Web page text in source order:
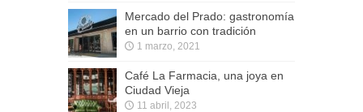
Mercado del Prado: gastronomía
en un barrio con tradición
1 marzo, 2021
Café La Farmacia, una joya en
Ciudad Vieja
11 abril, 2023